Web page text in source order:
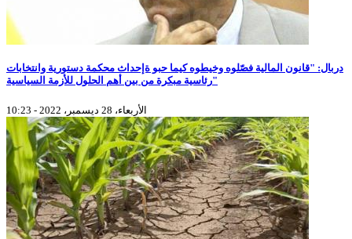
دربال: "قانون المالية فصّلوه وخيطوه كيما حبو ةإحداث محكمة دستورية وانتخابات
رئاسية مبكرة من بين أهم الحلول للأزمة السياسية"
الأربعاء، 28 ديسمبر، 2022 - 10:23